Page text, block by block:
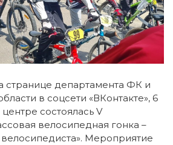
странице департамента ФК и
в соцсети «ВКонтакте», 6
состоялась V
велосипедная гонка –
Мероприятие